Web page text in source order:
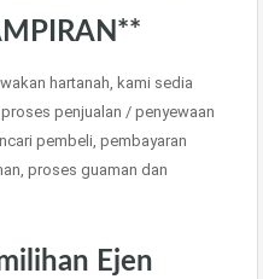
hartanah, kami sedia
penjualan / penyewaan
pembeli, pembayaran
proses guaman dan
Ejen